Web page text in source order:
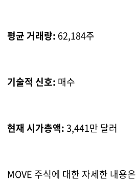
평균 거래량: 62,184주
기술적 신호: 매수
현재 시가총액:3,441만 달러
MOVE 주식에 대한 자세한 내용은